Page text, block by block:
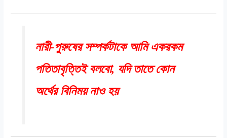
নারী-পুরুষের সম্পর্কটাকে আমি একরকম
পতিতাবৃত্তিই বলবো, যদি তাতে কোন
অর্থের বিনিময় নাও হয়